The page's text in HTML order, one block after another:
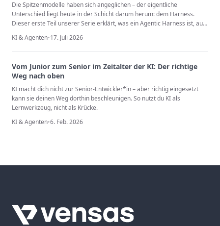
Die Spitzenmodelle haben sich angeglichen – der eigentliche
Unterschied liegt heute in der Schicht darum herum: dem Harness.
Dieser erste Teil unserer Serie erklärt, was ein Agentic Harness ist, aus
zur wertvollsten KI-Fähigkeit geworden ist.
KI & Agenten•17. Juli 2026
Vom Junior zum Senior im Zeitalter der KI: Der richtige
Weg nach oben
KI macht dich nicht zur Senior-Entwickler*in – aber richtig eingesetzt
kann sie deinen Weg dorthin beschleunigen. So nutzt du KI als
Lernwerkzeug, nicht als Krücke.
KI & Agenten•6. Feb. 2026